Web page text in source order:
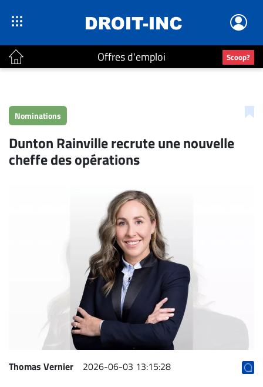
Offres d'emploi Scoop?
Accueil
Continu
Nominations
CARRIÈRE
EMPLOIS
AVOCATS
Nominations
Dunton Rainville recrute une nouvelle
cheffe des opérations
Thomas Vernier 2026-06-03 13:15:28